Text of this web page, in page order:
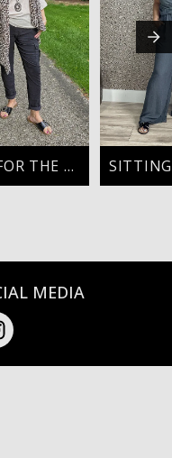
READY FOR THE DAY
MEDIA